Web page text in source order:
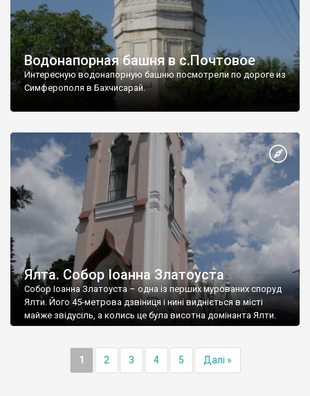
Водонапорная башня в с.Почтовое
Интересную водонапорную башню посмотрели по дороге из
Симферополя в Бахчисарай.
Ялта. Собор Іоанна Златоуста
Собор Іоанна Златоуста – одна із перших мурованих споруд
Ялти. Його 45-метрова дзвіниця і нині видніється в місті
майже звідусіль, а колись це була висотна домінанта Ялти.
1 2 3 4 5 Далі »